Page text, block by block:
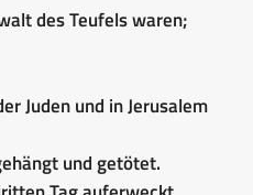
des Teufels waren;
Juden und in Jerusalem
und getötet.